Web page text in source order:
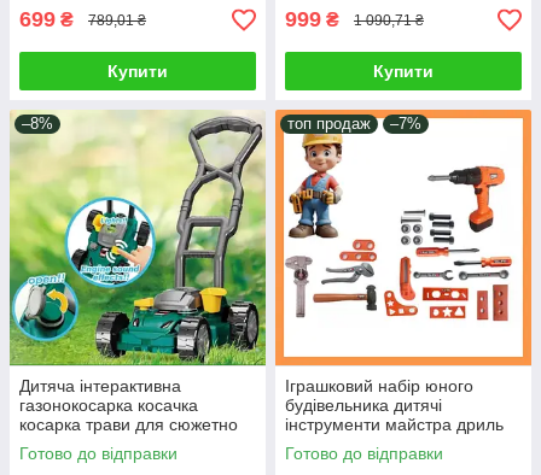
699 ₴ 789,01 ₴
Купити
999 ₴ 1 090,71 ₴
Купити
–8%
Дитяча інтерактивна
газонокосарка косачка
косарка трави для сюжетно
рольових ігор у садівника
Світло звук мотора
Готово до відправки
топ продаж –7%
Іграшковий набір юного
будівельника дитячі
інструменти майстра дриль
молоток ключі викрутки болти
та гайки
Готово до відправки